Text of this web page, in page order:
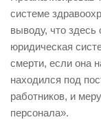
системе
выводу, что здесь
юридическая
смерти, если она
находился под
работников, и
персонала».